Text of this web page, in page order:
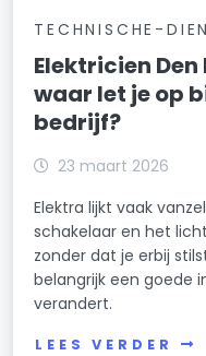
TECHNISCHE-
Elektricien
waar let je op
bedrijf?
23 maart 2026
Elektra lijkt vaak
schakelaar en het
zonder dat je erbij
belangrijk een goede
verandert.
LEES VERDER